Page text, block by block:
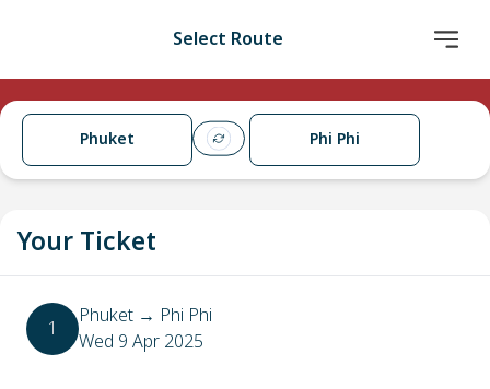
Select Route
Phuket Phi Phi
Your Ticket
1 Phuket → Phi Phi
Wed 9 Apr 2025